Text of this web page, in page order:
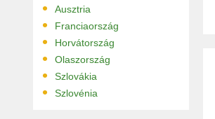
• Ausztria
• Franciaország
• Horvátország
• Olaszország
• Szlovákia
• Szlovénia